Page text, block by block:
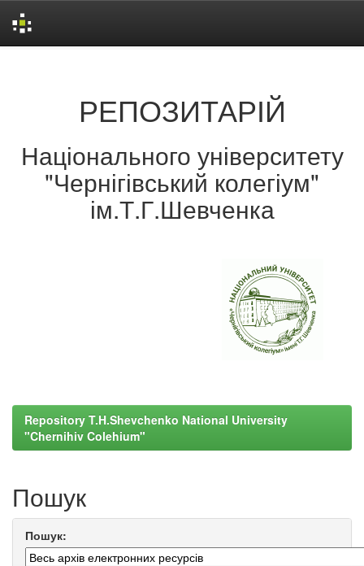
РЕПОЗИТАРІЙ
Національного університету
"Чернігівський колегіум"
ім.Т.Г.Шевченка
Repository T.H.Shevchenko National University
"Chernihiv Colehium"
Пошук
Пошук: